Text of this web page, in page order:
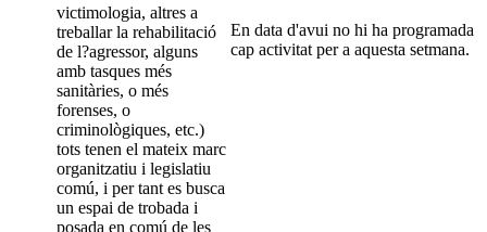
victimologia, altres a
treballar la rehabilitació
de l?agressor, alguns
amb tasques més
sanitàries, o més
forenses, o
criminològiques, etc.)
tots tenen el mateix marc
organitzatiu i legislatiu
comú, i per tant es busca
un espai de trobada i
posada en comú de les
En data d'avui no hi ha programada
cap activitat per a aquesta setmana.